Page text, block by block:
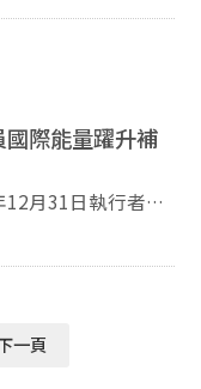
請程
庫登錄後，連同申
後送院辦公室，完
。 五、申請
00以前交付。
位研究成果獎勵辦
獎勵細則」、「院
申請表」等各乙
際能量躍升補
月31日執行者，
申請表，請系所主
一頁